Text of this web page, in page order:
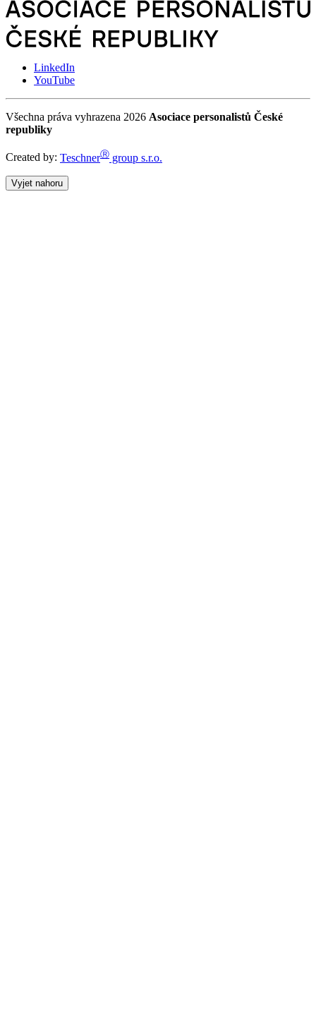
LinkedIn
YouTube
Všechna práva vyhrazena 2026 Asociace personalistů České
republiky
Created by: TeschnerⓇ group s.r.o.
Vyjet nahoru